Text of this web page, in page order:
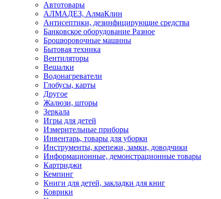
Автотовары
АЛМАДЕЗ, АлмаКлин
Антисептики, дезинфицирующие средства
Банковское оборудование Разное
Брошюровочные машины
Бытовая техника
Вентиляторы
Вешалки
Водонагреватели
Глобусы, карты
Другое
Жалюзи, шторы
Зеркала
Игры для детей
Измерительные приборы
Инвентарь, товары для уборки
Инструменты, крепежи, замки, доводчики
Информационные, демонстрационные товары
Картриджи
Кемпинг
Книги для детей, закладки для книг
Коврики